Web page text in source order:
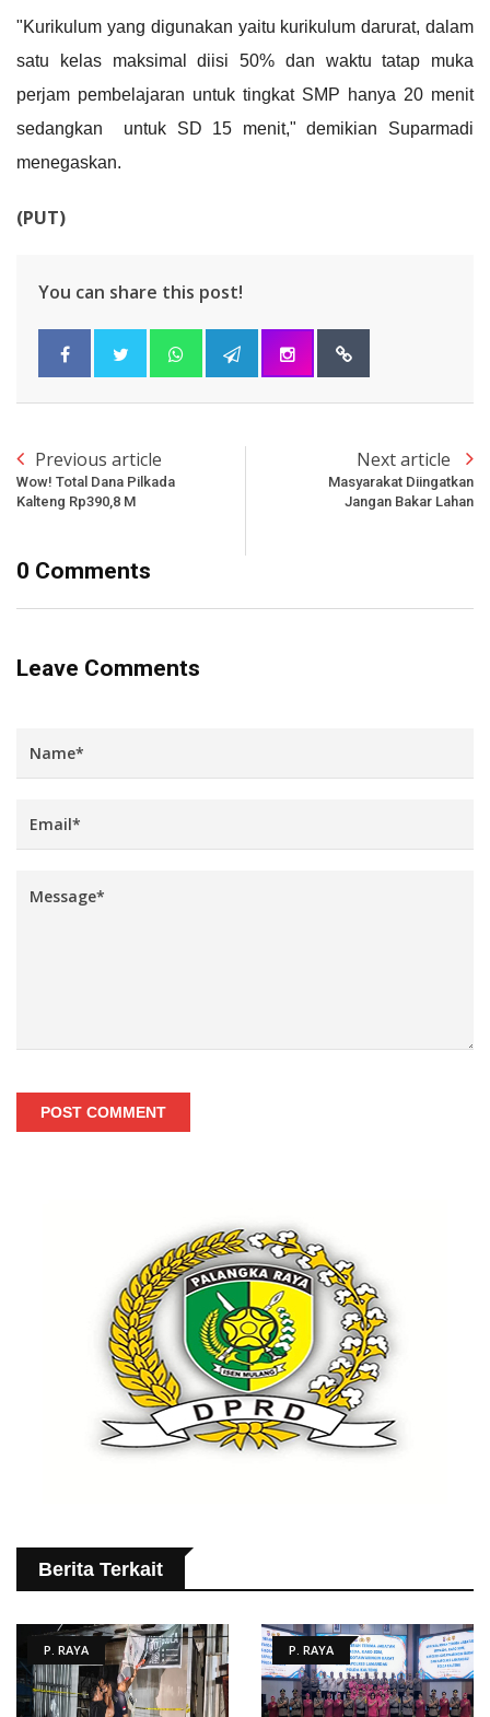
"Kurikulum yang digunakan yaitu kurikulum darurat, dalam
satu kelas maksimal diisi 50% dan waktu tatap muka
perjam pembelajaran untuk tingkat SMP hanya 20 menit
sedangkan untuk SD 15 menit," demikian Suparmadi
menegaskan.
(PUT)
You can share this post!
Previous article
Wow! Total Dana Pilkada
Kalteng Rp390,8 M
Next article
Masyarakat Diingatkan
Jangan Bakar Lahan
0 Comments
Leave Comments
POST COMMENT
Berita Terkait
P. RAYA P. RAYA